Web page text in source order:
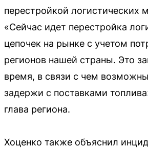
перестройкой логистических
«Сейчас идет перестройка
цепочек на рынке с учетом
регионов нашей страны. Это
время, в связи с чем
задержи с поставками
глава региона.
Хоценко также объяснил